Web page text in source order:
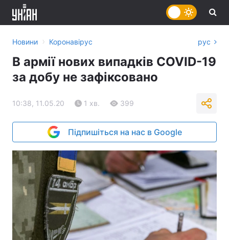
Новини › Коронавірус рус
В армії нових випадків COVID-19
за добу не зафіксовано
10:38, 11.05.20 1 хв. 399
Підпишіться на нас в Google